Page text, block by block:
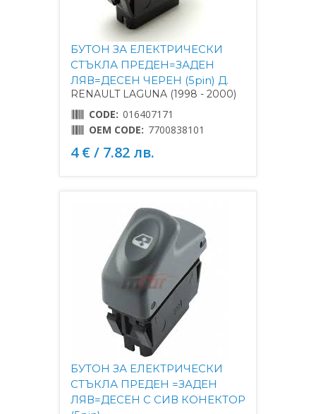
БУТОН ЗА ЕЛЕКТРИЧЕСКИ
СТЪКЛА ПРЕДЕН=ЗАДЕН
ЛЯВ=ДЕСЕН ЧЕРЕН (5pin) Д.
RENAULT LAGUNA (1998 - 2000)
CODE: 016407171
OEM CODE: 7700838101
4 € / 7.82 лв.
БУТОН ЗА ЕЛЕКТРИЧЕСКИ
СТЪКЛА ПРЕДЕН =ЗАДЕН
ЛЯВ=ДЕСЕН С СИВ КОНЕКТОР